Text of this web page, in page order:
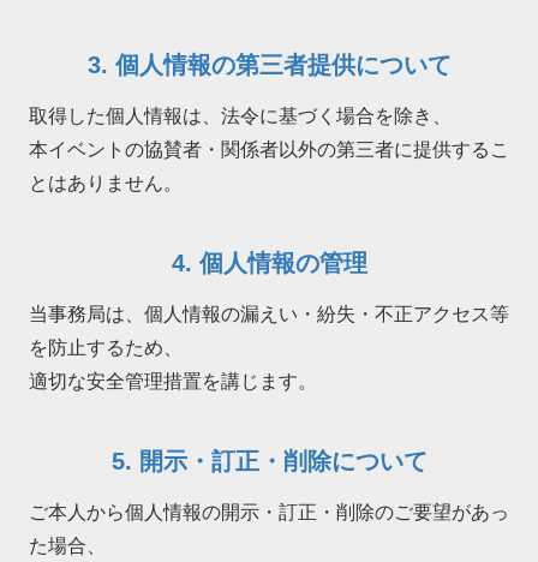
3. 個人情報の第三者提供について
取得した個人情報は、法令に基づく場合を除き、
本イベントの協賛者・関係者以外の第三者に提供するこ
とはありません。
4. 個人情報の管理
当事務局は、個人情報の漏えい・紛失・不正アクセス等
を防止するため、
適切な安全管理措置を講じます。
5. 開示・訂正・削除について
ご本人から個人情報の開示・訂正・削除のご要望があっ
た場合、